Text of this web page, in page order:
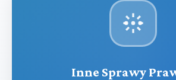
Inne Sprawy